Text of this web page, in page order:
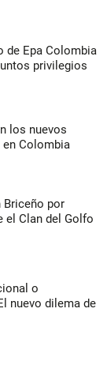
de Epa Colombia
privilegios
los nuevos
Colombia
Briceño por
el Clan del Golfo
o
nuevo dilema de